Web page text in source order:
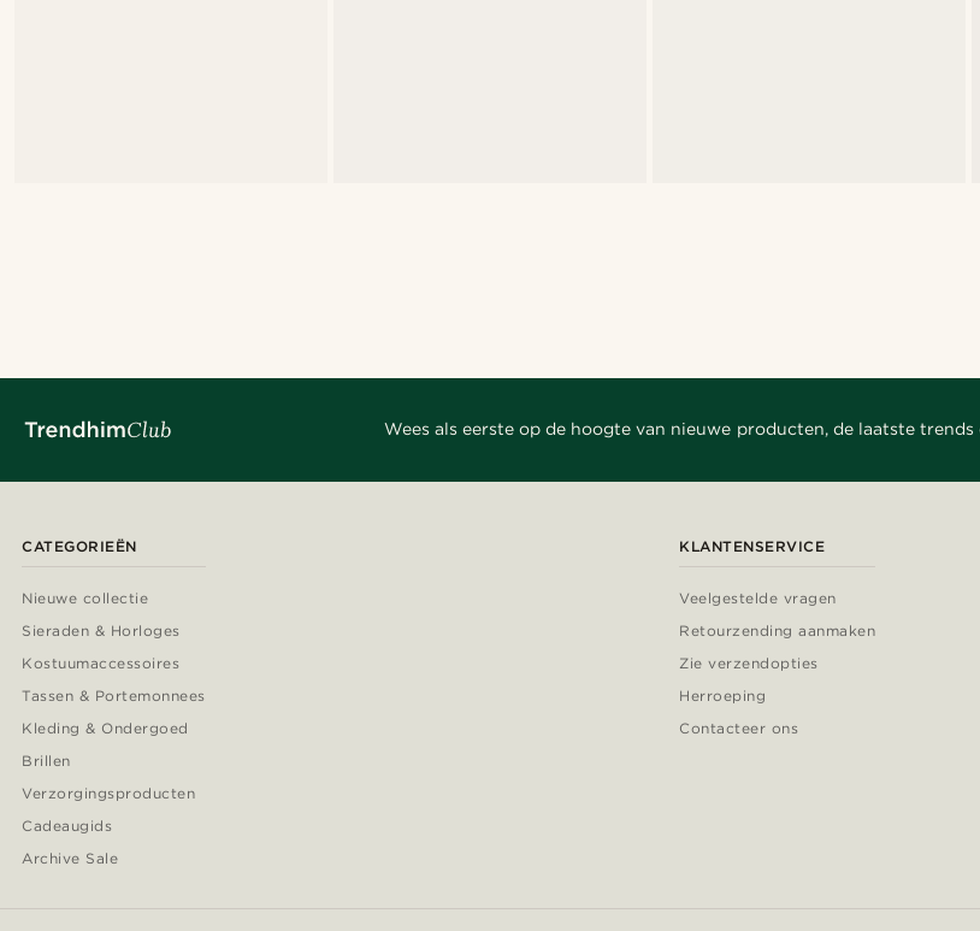
Wees als eerste op de hoogte van nieuwe producten, de laatste trends
CATEGORIEËN
Nieuwe collectie
Sieraden & Horloges
Kostuumaccessoires
Tassen & Portemonnees
Kleding & Ondergoed
Brillen
Verzorgingsproducten
Cadeaugids
Archive Sale
KLANTENSERVICE
Veelgestelde vragen
Retourzending aanmaken
Zie verzendopties
Herroeping
Contacteer ons